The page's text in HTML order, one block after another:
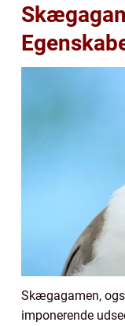
Skægagamen,
imponerende